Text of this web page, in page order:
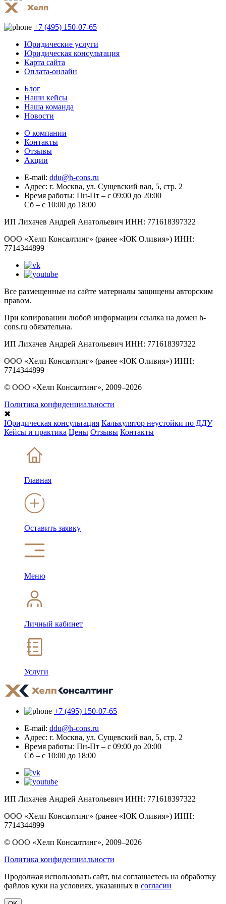
+7 (495) 150-07-65
Юридические услуги
Юридическая консультация
Карта сайта
Оплата-онлайн
Блог
Наши кейсы
Наша команда
Новости
О компании
Контакты
Отзывы
Акции
E-mail: ddu@h-cons.ru
Адрес: г. Москва, ул. Сущевский вал, 5, стр. 2
Время работы: Пн-Пт – с 09:00 до 20:00
Сб – с 10:00 до 18:00
ИП Лихачев Андрей Анатольевич ИНН: 771618397322
ООО «Хелп Консалтинг» (ранее «ЮК Оливия») ИНН:
7714344899
Все размещенные на сайте материалы защищены авторским
правом.
При копировании любой информации ссылка на домен h-
cons.ru обязательна.
ИП Лихачев Андрей Анатольевич ИНН: 771618397322
ООО «Хелп Консалтинг» (ранее «ЮК Оливия») ИНН:
7714344899
© ООО «Хелп Консалтинг», 2009–2026
Политика конфиденциальности
✖
Юридическая консультация Калькулятор неустойки по ДДУ
Кейсы и практика Цены Отзывы Контакты
Главная
Оставить заявку
Меню
Личный кабинет
Услуги
+7 (495) 150-07-65
E-mail: ddu@h-cons.ru
Адрес: г. Москва, ул. Сущевский вал, 5, стр. 2
Время работы: Пн-Пт – с 09:00 до 20:00
Сб – с 10:00 до 18:00
ИП Лихачев Андрей Анатольевич ИНН: 771618397322
ООО «Хелп Консалтинг» (ранее «ЮК Оливия») ИНН:
7714344899
© ООО «Хелп Консалтинг», 2009–2026
Политика конфиденциальности
Продолжая использовать сайт, вы соглашаетесь на обработку
файлов куки на условиях, указанных в согласии